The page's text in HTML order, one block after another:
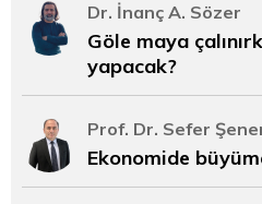
Dr. İnanç A. Sözer
Göle maya
yapacak?
Prof. Dr. Sefer
Ekonomide